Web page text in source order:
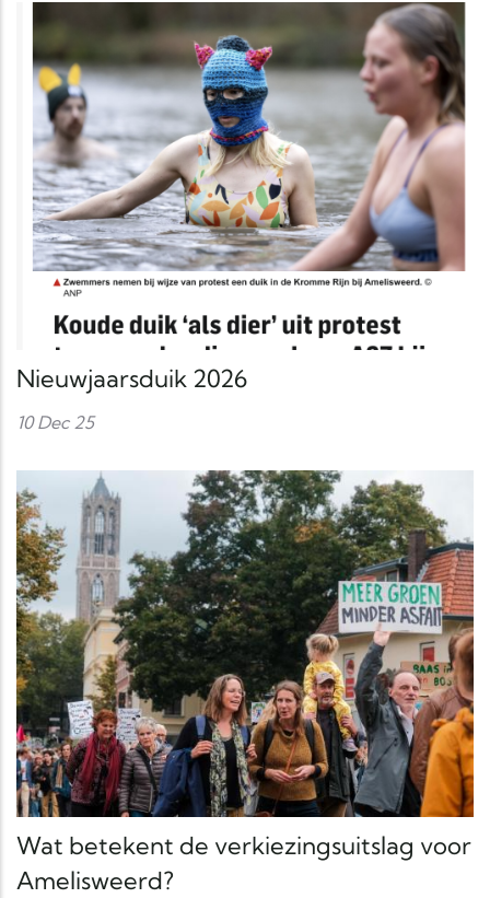
Nieuwjaarsduik 2026
10 Dec 25
Wat betekent de verkiezingsuitslag voor
Amelisweerd?